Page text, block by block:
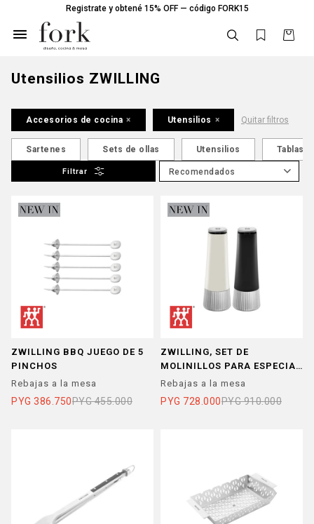
Registrate y obtené 15% OFF — código FORK15

Utensilios ZWILLING
Accesorios de cocina Utensilios Quitar filtros
Sartenes Sets de ollas Utensilios Tablas
Recomendados
ZWILLING BBQ JUEGO DE 5
PINCHOS
Rebajas a la mesa
PYG 386.750PYG 455.000
ZWILLING, SET DE
MOLINILLOS PARA ESPECIAS
2 PZ
Rebajas a la mesa
PYG 728.000PYG 910.000